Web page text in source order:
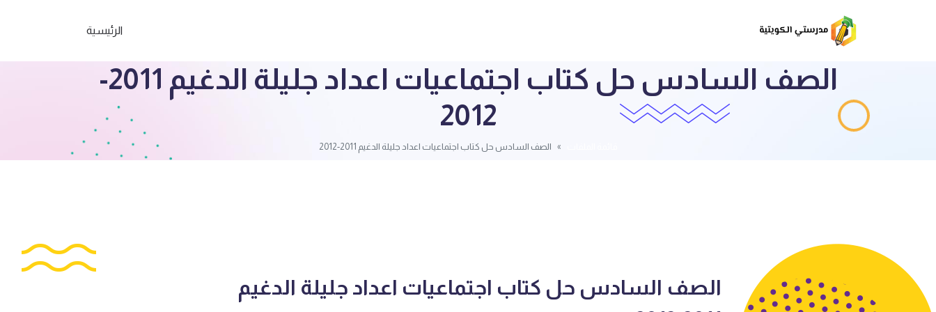
الرئيسية
الصف السادس حل كتاب اجتماعيات اعداد جليلة الدغيم 2011-
2012
الصف السادس حل كتاب اجتماعيات اعداد جليلة الدغيم 2011-2012
الصف السادس حل كتاب اجتماعيات اعداد جليلة الدغيم